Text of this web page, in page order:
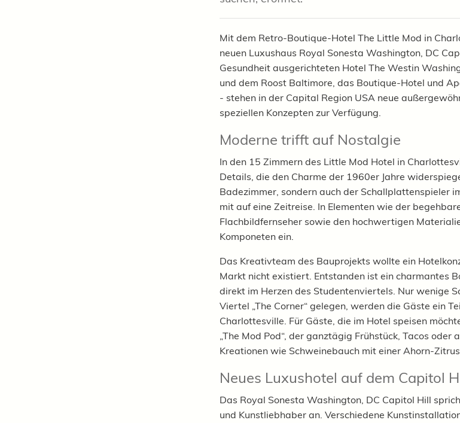
Mit dem Retro-Boutique-Hotel The Little Mod in
neuen Luxushaus Royal Sonesta Washington, DC
Gesundheit ausgerichteten Hotel The Westin
und dem Roost Baltimore, das Boutique-Hotel und
- stehen in der Capital Region USA neue
speziellen Konzepten zur Verfügung.
Moderne trifft auf Nostalgie
In den 15 Zimmern des Little Mod Hotel in
Details, die den Charme der 1960er Jahre
Badezimmer, sondern auch der Schallplattenspieler
mit auf eine Zeitreise. In Elementen wie der
Flachbildfernseher sowie den hochwertigen
Komponeten ein.
Das Kreativteam des Bauprojekts wollte ein
Markt nicht existiert. Entstanden ist ein charmantes
direkt im Herzen des Studentenviertels. Nur wenige
Viertel „The Corner“ gelegen, werden die Gäste ein
Charlottesville. Für Gäste, die im Hotel speisen
„The Mod Pod“, der ganztägig Frühstück, Tacos oder
Kreationen wie Schweinebauch mit einer Ahorn-
Neues Luxushotel auf dem Capitol
Das Royal Sonesta Washington, DC Capitol Hill
und Kunstliebhaber an. Verschiedene